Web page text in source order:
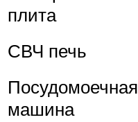
плита
СВЧ печь
Посудомоечная
машина